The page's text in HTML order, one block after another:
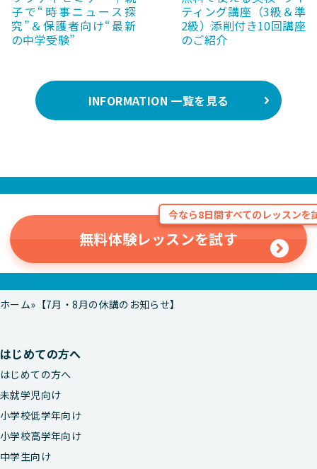
子で“時事ニュース探
究”＆保護者向け“最新
の中学受験”
ティング講座（3級＆準
2級）添削付き10回講座
のご紹介
INFORMATION 一覧を見る
今なら8日間すべてのレッスンを
無料体験レッスンを試す
ホーム 【7月・8月の休講のお知らせ】
はじめての方へ
はじめての方へ
未就学児向け
小学校低学年向け
小学校高学年向け
中学生向け